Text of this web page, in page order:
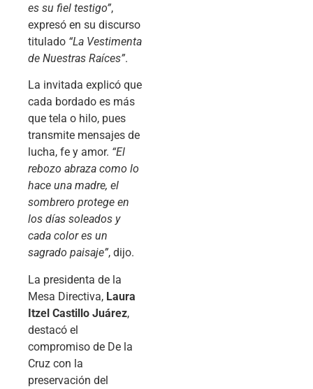
es su fiel testigo”,
expresó en su discurso
titulado “La Vestimenta
de Nuestras Raíces”.
La invitada explicó que
cada bordado es más
que tela o hilo, pues
transmite mensajes de
lucha, fe y amor. “El
rebozo abraza como lo
hace una madre, el
sombrero protege en
los días soleados y
cada color es un
sagrado paisaje”, dijo.
La presidenta de la
Mesa Directiva, Laura
Itzel Castillo Juárez,
destacó el
compromiso de De la
Cruz con la
preservación del